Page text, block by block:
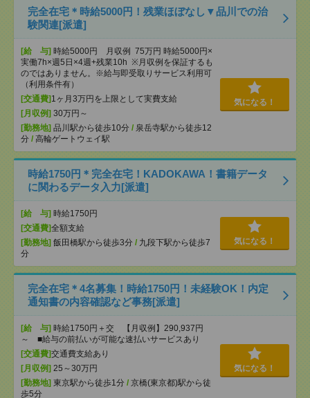
完全在宅＊時給5000円！残業ほぼなし▼品川での治
験関連[派遣]
[給 与] 時給5000円 月収例 75万円 時給5000円×
実働7h×週5日×4週+残業10h ※月収例を保証するも
のではありません。※給与即受取りサービス利用可
（利用条件有）
[交通費] 1ヶ月3万円を上限として実費支給
[月収例] 30万円～
[勤務地] 品川駅から徒歩10分 / 泉岳寺駅から徒歩12
分 / 高輪ゲートウェイ駅
気になる！
時給1750円＊完全在宅！KADOKAWA！書籍データ
に関わるデータ入力[派遣]
[給 与] 時給1750円
[交通費]全額支給
[勤務地] 飯田橋駅から徒歩3分 / 九段下駅から徒歩7
分
気になる！
完全在宅＊4名募集！時給1750円！未経験OK！内定
通知書の内容確認など事務[派遣]
[給 与] 時給1750円＋交 【月収例】290,937円
～ ■給与の前払いが可能な速払いサービスあり
[交通費]交通費支給あり
[月収例] 25～30万円
[勤務地] 東京駅から徒歩1分 / 京橋(東京都)駅から徒
歩5分
気になる！